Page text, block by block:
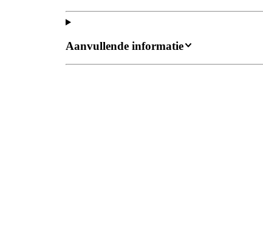
Aanvullende informatie